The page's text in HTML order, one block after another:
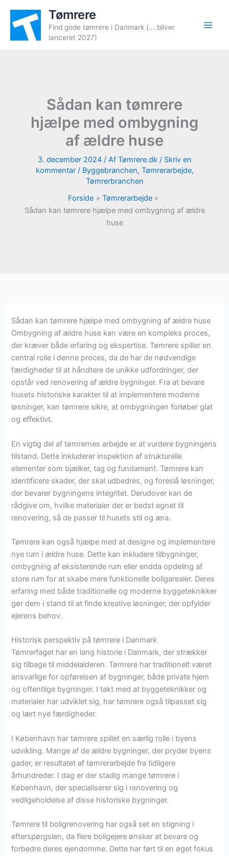
indholdet
Tømrere
Find gode tømrere i Danmark (....bliver
lanceret 2027)
Sådan kan tømrere
hjælpe med ombygning
af ældre huse
3. december 2024 / Af Tømrere.dk / Skriv en
kommentar / Byggebranchen, Tømrerarbejde,
Tømrerbranchen
Forside
Tømrerarbejde
Sådan kan tømrere hjælpe med ombygning af ældre
huse
Sådan kan tømrere hjælpe med ombygning af ældre huse
Ombygning af ældre huse kan være en kompleks proces,
der kræver både erfaring og ekspertise. Tømrere spiller en
central rolle i denne proces, da de har de nødvendige
færdigheder til at håndtere de unikke udfordringer, der
opstår ved renovering af ældre bygninger. Fra at bevare
husets historiske karakter til at implementere moderne
løsninger, kan tømrere sikre, at ombygningen forløber glat
og effektivt.
En vigtig del af tømrernes arbejde er at vurdere bygningens
tilstand. Dette inkluderer inspektion af strukturelle
elementer som bjælker, tag og fundament. Tømrere kan
identificere skader, der skal udbedres, og foreslå løsninger,
der bevarer bygningens integritet. Derudover kan de
rådgive om, hvilke materialer der er bedst egnet til
renovering, så de passer til husets stil og æra.
Tømrere kan også hjælpe med at designe og implementere
nye rum i ældre huse. Dette kan inkludere tilbygninger,
ombygning af eksisterende rum eller endda opdeling af
store rum for at skabe mere funktionelle boligarealer. Deres
erfaring med både traditionelle og moderne byggeteknikker
gør dem i stand til at finde kreative løsninger, der opfylder
ejerens behov.
Historisk perspektiv på tømrere i Danmark
Tømrerfaget har en lang historie i Danmark, der strækker
sig tilbage til middelalderen. Tømrere har traditionelt været
ansvarlige for opførelsen af bygninger, både private hjem
og offentlige bygninger. I takt med at byggeteknikker og
materialer har udviklet sig, har tømrere også tilpasset sig
og lært nye færdigheder.
I København har tømrere spillet en særlig rolle i byens
udvikling. Mange af de ældre bygninger, der pryder byens
gader, er resultatet af tømrerarbejde fra tidligere
århundreder. I dag er der stadig mange tømrere i
København, der specialiserer sig i renovering og
vedligeholdelse af disse historiske bygninger.
Tømrere til boligrenovering har også set en stigning i
efterspørgslen, da flere boligejere ønsker at bevare og
forbedre deres ejendomme. Dette har ført til en øget fokus